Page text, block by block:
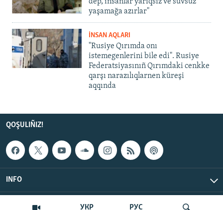
УКР РУС
dep, insanlar yarıqsız ve suvsuz
yaşamağa azırlar"
İNSAN AQLARI
"Rusiye Qırımda onı
istemegenlerini bile edi". Rusiye
Federatsiyasınıñ Qırımdaki cenkke
qarşı narazılıqlarnen küreşi
aqqında
QOŞULIÑIZ!
INFO
© Qırım.Aqiqat, 2026 | All Rights Reserved.